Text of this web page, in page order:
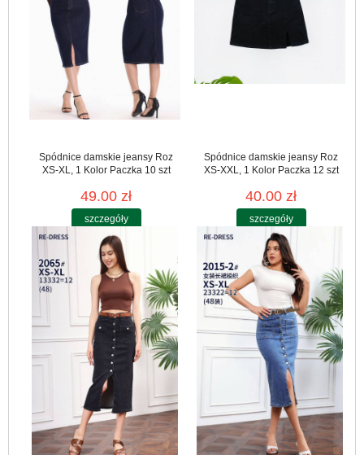
Spódnice damskie jeansy Roz
XS-XL, 1 Kolor Paczka 10 szt
49.00 zł
szczegóły
Spódnice damskie jeansy Roz
XS-XXL, 1 Kolor Paczka 12 szt
40.00 zł
szczegóły